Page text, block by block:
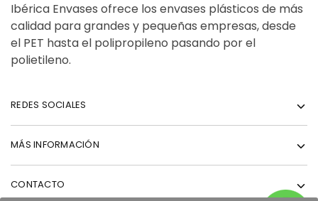
Ibérica Envases ofrece los envases plásticos de más
calidad para grandes y pequeñas empresas, desde
el PET hasta el polipropileno pasando por el
polietileno.
REDES SOCIALES
MÁS INFORMACIÓN
CONTACTO